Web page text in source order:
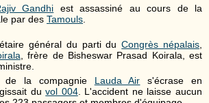
Gandhi est assassiné au cours de la
par des Tamouls
général du parti duCongrès népalais
, frère de Bisheswar Prasad Koirala, est
de la compagnie Lauda Air s'écrase en
duvol 004. L'accident ne laisse aucun